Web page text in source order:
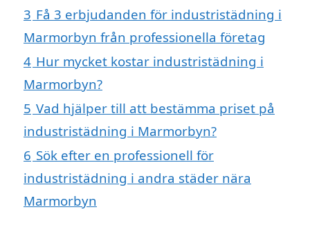
3 Få 3 erbjudanden för industristädning i
Marmorbyn från professionella företag
4 Hur mycket kostar industristädning i
Marmorbyn?
5 Vad hjälper till att bestämma priset på
industristädning i Marmorbyn?
6 Sök efter en professionell för
industristädning i andra städer nära
Marmorbyn